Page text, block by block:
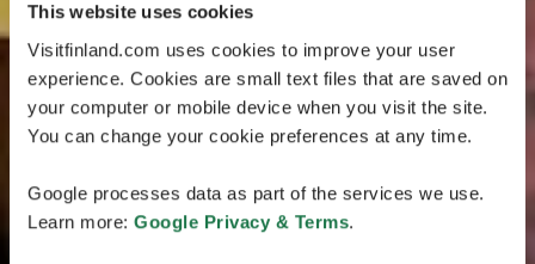
This website uses cookies
Visitfinland.com uses cookies to improve your user
experience. Cookies are small text files that are saved on
your computer or mobile device when you visit the site.
You can change your cookie preferences at any time.
Google processes data as part of the services we use.
Learn more: Google Privacy & Terms.